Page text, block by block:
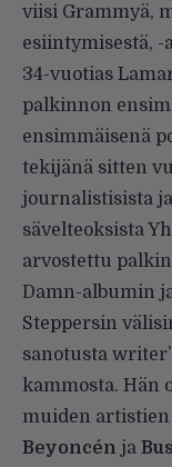
viisi Grammyä,
esiintymisestä, -
34-vuotias
palkinnon
ensimmäisenä
tekijänä sitten
journalistisista
sävelteoksista
arvostettu
Damn-albumin
Steppersin
sanotusta
kammosta. Hän
muiden
Beyoncén ja